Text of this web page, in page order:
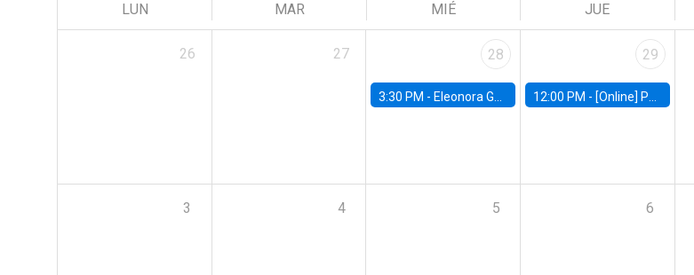
LUN MAR MIÉ JUE
26 27 28
3:30 PM - Eleonora Guarnieri, Exeter University
29
12:00 PM - [Online] Pablo Slutzky, University of Maryland
3 4 5 6